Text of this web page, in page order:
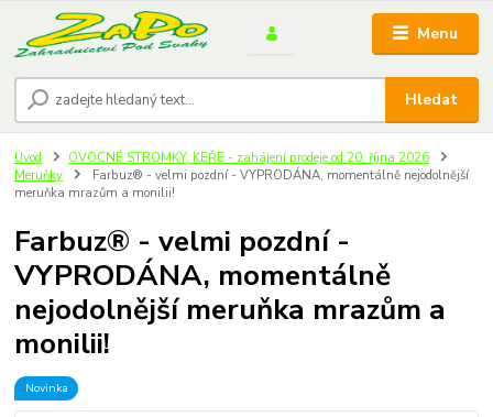
Menu
Hledat
Úvod
OVOCNÉ STROMKY, KEŘE - zahájení prodeje od 20. října 2026
Meruňky
Farbuz® - velmi pozdní - VYPRODÁNA, momentálně nejodolnější
meruňka mrazům a monilii!
Farbuz® - velmi pozdní -
VYPRODÁNA, momentálně
nejodolnější meruňka mrazům a
monilii!
Novinka